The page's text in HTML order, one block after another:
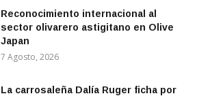
Reconocimiento internacional al
sector olivarero astigitano en Olive
Japan
7 Agosto, 2026
La carrosaleña Dalía Ruger ficha por